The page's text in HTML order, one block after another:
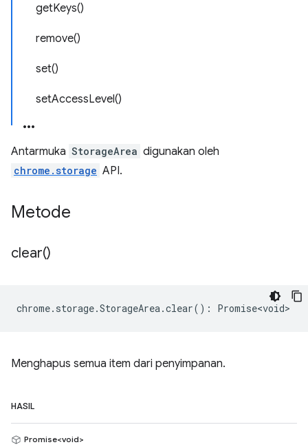
getKeys()
remove()
set()
setAccessLevel()
Antarmuka StorageArea digunakan oleh
chrome.storage API.
Metode
clear()
chrome. storage.StorageArea.clear() : Promise<void>
Menghapus semua item dari penyimpanan.
HASIL
Promise<void>